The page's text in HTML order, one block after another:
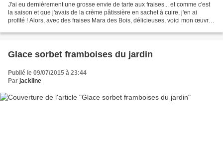
J'ai eu dernièrement une grosse envie de tarte aux fraises... et comme c'est
la saison et que j'avais de la crème pâtissière en sachet à cuire, j'en ai
profité ! Alors, avec des fraises Mara des Bois, délicieuses, voici mon œuvre
Glace sorbet framboises du jardin
Publié le 09/07/2015 à 23:44
Par jackline